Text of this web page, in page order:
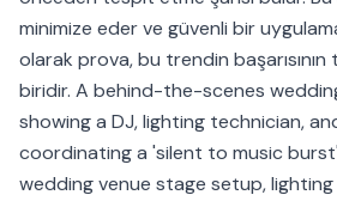
minimize eder ve güvenli bir
olarak prova, bu trendin başarısının
biridir. A behind-the-scenes
showing a DJ, lighting technician,
coordinating a 'silent to music
wedding venue stage setup,